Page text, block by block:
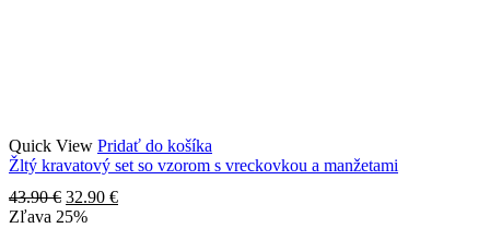
Quick View Pridať do košíka
Žltý kravatový set so vzorom s vreckovkou a manžetami
43.90€ Pôvodná
cena
32.90 €Aktuálna
Zľava 25%